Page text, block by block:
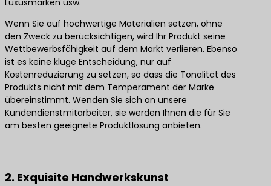
Luxusmarken usw.
Wenn Sie auf hochwertige Materialien setzen, ohne
den Zweck zu berücksichtigen, wird Ihr Produkt seine
Wettbewerbsfähigkeit auf dem Markt verlieren. Ebenso
ist es keine kluge Entscheidung, nur auf
Kostenreduzierung zu setzen, so dass die Tonalität des
Produkts nicht mit dem Temperament der Marke
übereinstimmt. Wenden Sie sich an unsere
Kundendienstmitarbeiter, sie werden Ihnen die für Sie
am besten geeignete Produktlösung anbieten.
2. Exquisite Handwerkskunst